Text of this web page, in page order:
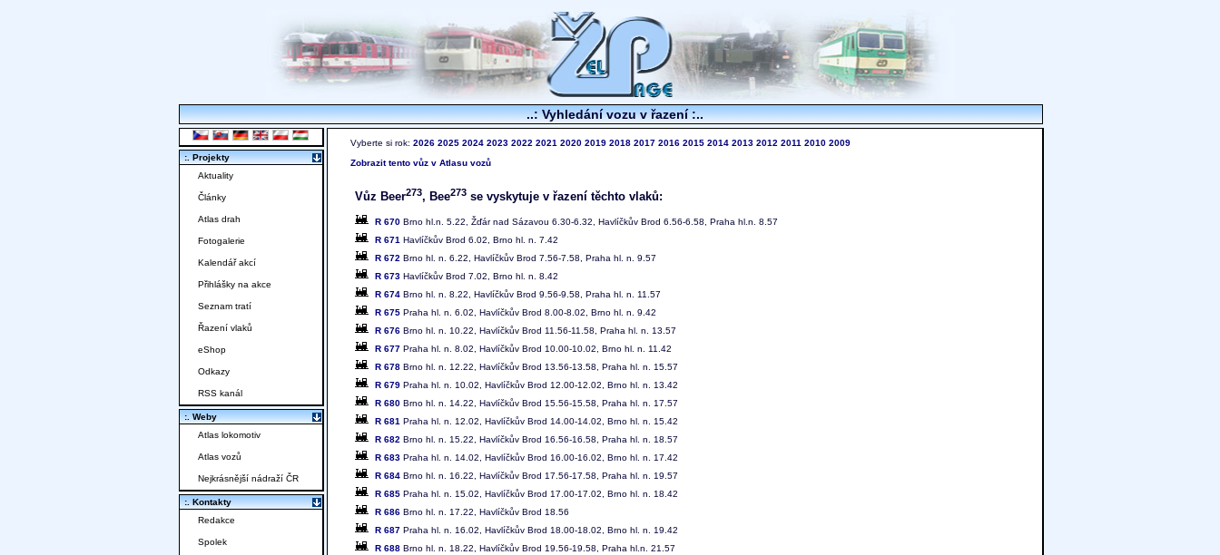
..: Vyhledání vozu v řazení :..
Vyberte si rok: 2026 2025 2024 2023 2022 2021 2020 2019 2018 2017 2016 2015 2014 2013 2012 2011 2010 2009
Zobrazit tento vůz v Atlasu vozů
Vůz Beer273, Bee273 se vyskytuje v řazení těchto vlaků:
R 670 Brno hl.n. 5.22, Žďár nad Sázavou 6.30-6.32, Havlíčkův Brod 6.56-6.58, Praha hl.n. 8.57
R 671 Havlíčkův Brod 6.02, Brno hl. n. 7.42
R 672 Brno hl. n. 6.22, Havlíčkův Brod 7.56-7.58, Praha hl. n. 9.57
R 673 Havlíčkův Brod 7.02, Brno hl. n. 8.42
R 674 Brno hl. n. 8.22, Havlíčkův Brod 9.56-9.58, Praha hl. n. 11.57
R 675 Praha hl. n. 6.02, Havlíčkův Brod 8.00-8.02, Brno hl. n. 9.42
R 676 Brno hl. n. 10.22, Havlíčkův Brod 11.56-11.58, Praha hl. n. 13.57
R 677 Praha hl. n. 8.02, Havlíčkův Brod 10.00-10.02, Brno hl. n. 11.42
R 678 Brno hl. n. 12.22, Havlíčkův Brod 13.56-13.58, Praha hl. n. 15.57
R 679 Praha hl. n. 10.02, Havlíčkův Brod 12.00-12.02, Brno hl. n. 13.42
R 680 Brno hl. n. 14.22, Havlíčkův Brod 15.56-15.58, Praha hl. n. 17.57
R 681 Praha hl. n. 12.02, Havlíčkův Brod 14.00-14.02, Brno hl. n. 15.42
R 682 Brno hl. n. 15.22, Havlíčkův Brod 16.56-16.58, Praha hl. n. 18.57
R 683 Praha hl. n. 14.02, Havlíčkův Brod 16.00-16.02, Brno hl. n. 17.42
R 684 Brno hl. n. 16.22, Havlíčkův Brod 17.56-17.58, Praha hl. n. 19.57
R 685 Praha hl. n. 15.02, Havlíčkův Brod 17.00-17.02, Brno hl. n. 18.42
R 686 Brno hl. n. 17.22, Havlíčkův Brod 18.56
R 687 Praha hl. n. 16.02, Havlíčkův Brod 18.00-18.02, Brno hl. n. 19.42
R 688 Brno hl. n. 18.22, Havlíčkův Brod 19.56-19.58, Praha hl.n. 21.57
:. Projekty
Aktuality
Články
Atlas drah
Fotogalerie
Kalendář akcí
Přihlášky na akce
Seznam tratí
Řazení vlaků
eShop
Odkazy
RSS kanál
:. Weby
Atlas lokomotiv
Atlas vozů
Nejkrásnější nádraží ČR
:. Kontakty
Redakce
Spolek